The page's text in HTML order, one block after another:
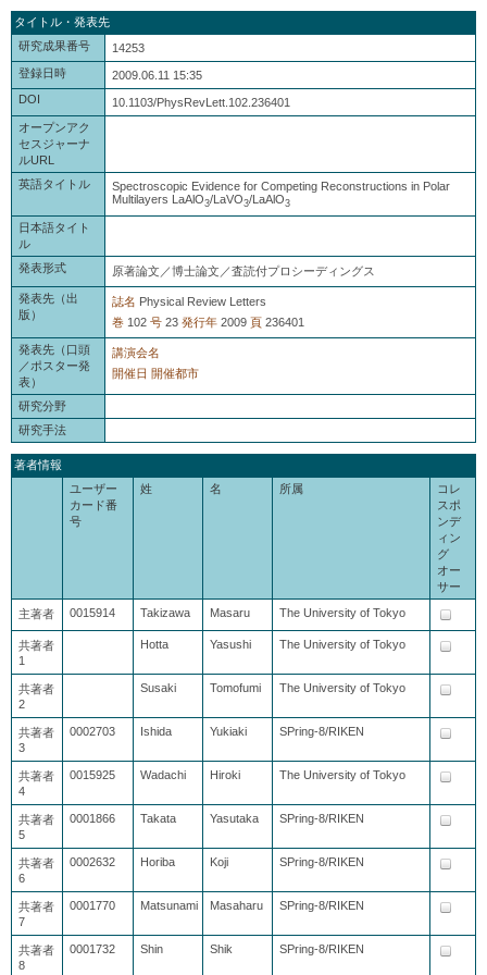
タイトル・発表先
研究成果番号
14253
登録日時
2009.06.11 15:35
DOI
10.1103/PhysRevLett.102.236401
オープンアク
セスジャーナ
ルURL
英語タイトル
Spectroscopic Evidence for Competing Reconstructions in Polar
Multilayers LaAlO3/LaVO3/LaAlO3
日本語タイト
ル
発表形式
原著論文／博士論文／査読付プロシーディングス
発表先（出
版）
誌名 Physical Review Letters
巻 102 号 23 発行年 2009 頁 236401
発表先（口頭
／ポスター発
表）
講演会名
開催日 開催都市
研究分野
研究手法
著者情報
ユーザー
カード番
号
姓 名 所属
コレ
スポ
ンデ
ィン
グ
オー
サー
主著者 0015914 Takizawa Masaru The University of Tokyo
共著者
1
Hotta Yasushi The University of Tokyo
共著者
2
Susaki Tomofumi The University of Tokyo
共著者
3
0002703 Ishida Yukiaki SPring-8/RIKEN
共著者
4
0015925 Wadachi Hiroki The University of Tokyo
共著者
5
0001866 Takata Yasutaka SPring-8/RIKEN
共著者
6
0002632 Horiba Koji SPring-8/RIKEN
共著者
7
0001770 Matsunami Masaharu SPring-8/RIKEN
共著者
8
0001732 Shin Shik SPring-8/RIKEN